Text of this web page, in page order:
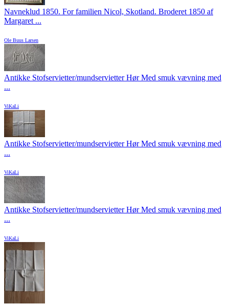
Navneklud 1850. For familien Nicol, Skotland. Broderet 1850 af
Margaret ...
Ole Buus Larsen
Antikke Stofservietter/mundservietter Hør Med smuk vævning med
...
ViKaLi
Antikke Stofservietter/mundservietter Hør Med smuk vævning med
...
ViKaLi
Antikke Stofservietter/mundservietter Hør Med smuk vævning med
...
ViKaLi